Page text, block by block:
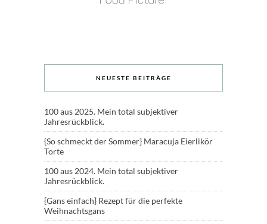
NEUESTE BEITRÄGE
100 aus 2025. Mein total subjektiver
Jahresrückblick.
{So schmeckt der Sommer} Maracuja Eierlikör
Torte
100 aus 2024. Mein total subjektiver
Jahresrückblick.
{Gans einfach} Rezept für die perfekte
Weihnachtsgans